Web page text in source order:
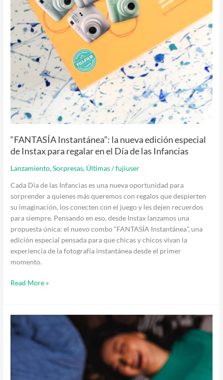
“FANTASÍA Instantánea”: la nueva edición especial
de Instax para regalar en el Día de las Infancias
Lanzamiento,Sorpresas, Últimas/fujiuser
Cada Día de las Infancias es una nueva oportunidad para
sorprender a quienes más queremos con regalos que despierten
su imaginación, los conecten con el juego y les dejen recuerdos
para siempre. Pensando en eso, desde Instax lanzamos una
propuesta única: el nuevo combo “FANTASÍA Instantánea”, una
edición especial pensada para que chicas y chicos vivan la
experiencia de la fotografía instantánea desde el primer
momento.
Read More »
ideas